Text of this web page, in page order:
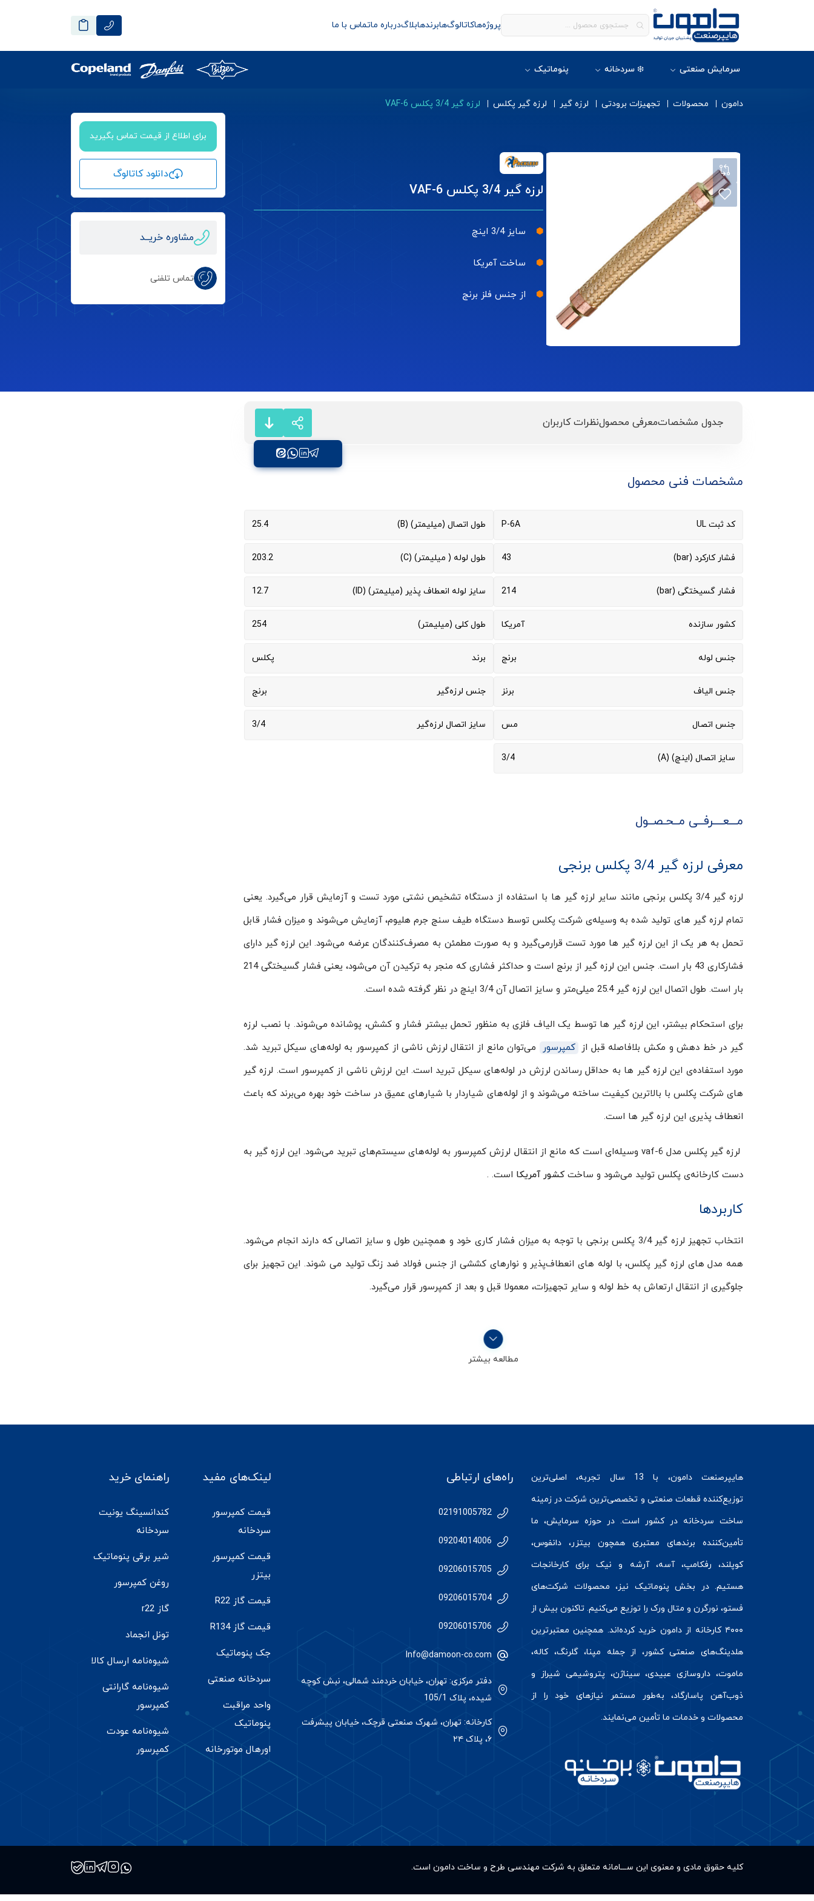
پروژه‌هاکاتالوگ‌هابرندهابلاگدرباره ماتماس با ما
سرمایش صنعتی ❄️ سردخانه پنوماتیک
دامون محصولات تجهیزات برودتی لرزه گیر لرزه گیر پکلس لرزه گیر 3/4 پکلس VAF-6
لرزه گیر 3/4 پکلس VAF-6
سایز 3/4 اینچ
ساخت آمریکا
از جنس فلز برنج
جدول مشخصاتمعرفی محصولنظرات کاربران
مشخصات فنی محصول
کد ثبت UL P-6A
فشار کارکرد (bar) 43
فشار گسیختگی (bar) 214
کشور سازنده آمریکا
جنس لوله برنج
جنس الیاف برنز
جنس اتصال مس
سایز اتصال (اینچ) (A) 3/4
طول اتصال (میلیمتر) (B) 25.4
طول لوله ( میلیمتر) (C) 203.2
سایز لوله انعطاف پذیر (میلیمتر) (ID) 12.7
طول کلی (میلیمتر) 254
برند پکلس
جنس لرزه‌گیر برنج
سایز اتصال لرزه‌گیر 3/4
مـــعــــرفــی مــحـصــول
معرفی لرزه گیر 3/4 پکلس برنجی
لرزه گیر 3/4 پکلس برنجی مانند سایر لرزه گیر ها با استفاده از دستگاه تشخیص نشتی مورد تست و آزمایش قرار می‌گیرد. یعنی
تمام لرزه‌ گیر های تولید شده به وسیله‌ی شرکت پکلس توسط دستگاه طیف سنج جرم هلیوم، آزمایش می‌شوند و میزان فشار قابل
تحمل به هر یک از این لرزه گیر ها مورد تست قرارمی‌گیرد و به صورت مطمئن به مصرف‌کنندگان عرضه می‌شود. این لرزه گیر دارای
فشارکاری 43 بار است. جنس این لرزه گیر از برنج است و حداکثر فشاری که منجر به ترکیدن آن می‌شود، یعنی فشار گسیختگی 214
بار است. طول اتصال این لرزه گیر 25.4 میلی‌متر و سایز اتصال آن 3/4 اینچ در نظر گرفته شده است.
برای استحکام بیشتر، این لرزه گیر ها توسط یک الیاف فلزی به منظور تحمل بیشتر فشار و کشش، پوشانده می‌شوند. با نصب لرزه
گیر در خط دهش و مکش بلافاصله قبل از
کمپرسور
می‌توان مانع از انتقال لرزش ناشی از کمپرسور به لوله‌های سیکل تبرید شد.
مورد استفاده‌‌ی این لرزه گیر ها به حداقل رساندن لرزش در لوله‌های سیکل تبرید است. این لرزش ناشی از کمپرسور است. لرزه گیر
های شرکت پکلس با بالاترین کیفیت ساخته می‌شوند و از لوله‌‌های شیاردار با شیارهای عمیق در ساخت خود بهره می‌برند که باعث
انعطاف پذیری این لرزه گیر ها است.
لرزه گیر پکلس مدل vaf-6 وسیله‌ای است که مانع از انتقال لرزش کمپرسور به لوله‌های سیستم‌های تبرید می‌شود. این لرزه گیر به
دست کارخانه‌ی پکلس تولید می‌شود و ساختکشور آمریکا است. .
کاربردها
انتخاب تجهیز لرزه گیر 3/4 پکلس برنجی با توجه به میزان فشار کاری خود و همچنین طول و سایز اتصالی که دارند انجام می‌شود.
همه مدل های لرزه گیر پکلس، با لوله های انعطاف‌پذیر و نوارهای کششی از جنس فولاد ضد زنگ تولید می شوند. این تجهیز برای
جلوگیری از انتقال ارتعاش به خط لوله و سایر تجهیزات، معمولا قبل و بعد از کمپرسور قرار می‌گیرد.
مطالعه بیشتر
برای اطلاع از قیمت تماس بگیرید
دانلود کاتالوگ
مشاوره خریــد
تماس تلفنی
هایپرصنعت
دامون، با 13 سال تجربه، اصلی‌ترین
توزیع‌کننده قطعات صنعتی و تخصصی‌ترین شرکت در زمینه
ساخت سردخانه در کشور است. در حوزه سرمایش، ما
تأمین‌کننده برندهای معتبری همچون بیتزر، دانفوس،
کوپلند، رفکامپ، آسه، آرشه و نیک برای کارخانجات
هستیم. در بخش پنوماتیک نیز، محصولات شرکت‌های
فستو، نورگرن و متال ورک را توزیع می‌کنیم. تاکنون بیش از
۴۰۰۰ کارخانه از دامون خرید کرده‌اند. همچنین معتبرترین
هلدینگ‌های صنعتی کشور، از جمله مپنا، گلرنگ، کاله،
ماموت، داروسازی عبیدی، سیناژن، پتروشیمی شیراز و
ذوب‌آهن پاسارگاد، به‌طور مستمر نیازهای خود را از
محصولات و خدمات ما تأمین می‌نمایند.
راه‌های ارتباطی
02191005782
09204014006
09206015705
09206015704
09206015706
Info@damoon-co.com
دفتر مرکزی: تهران، خیابان خردمند شمالی، نبش کوچه
شیده، پلاک 105/1
کارخانه: تهران، شهرک صنعتی قرچک، خیابان پیشرفت
۶، پلاک ۲۴
لینک‌های مفید
قیمت کمپرسور
سردخانه
قیمت کمپرسور
بیتزر
قیمت گاز R22
قیمت گاز R134
جک پنوماتیک
سردخانه صنعتی
واحد مراقبت
پنوماتیک
اورهال موتورخانه
راهنمای خرید
کندانسینگ یونیت
سردخانه
شیر برقی پنوماتیک
روغن کمپرسور
گاز r22
تونل انجماد
شیوه‌نامه ارسال کالا
شیوه‌نامه گارانتی
کمپرسور
شیوه‌نامه عودت
کمپرسور
کلیه حقوق مادى و معنوى این ســـامانه متعلق به شرکت مهندسی طرح و ساخت دامون است.